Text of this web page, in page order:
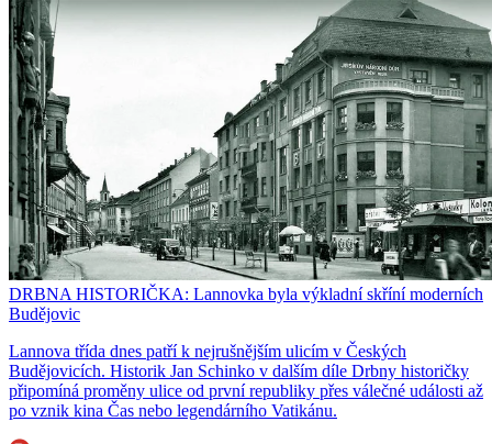
DRBNA HISTORIČKA: Lannovka byla výkladní skříní moderních
Budějovic
Lannova třída dnes patří k nejrušnějším ulicím v Českých
Budějovicích. Historik Jan Schinko v dalším díle Drbny historičky
připomíná proměny ulice od první republiky přes válečné události až
po vznik kina Čas nebo legendárního Vatikánu.